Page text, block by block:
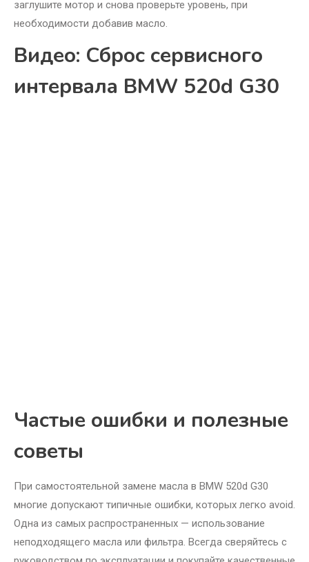
заглушите мотор и снова проверьте уровень, при
необходимости добавив масло.
Видео: Сброс сервисного
интервала BMW 520d G30
Частые ошибки и полезные
советы
При самостоятельной замене масла в BMW 520d G30
многие допускают типичные ошибки, которых легко avoid.
Одна из самых распространенных — использование
неподходящего масла или фильтра. Всегда сверяйтесь с